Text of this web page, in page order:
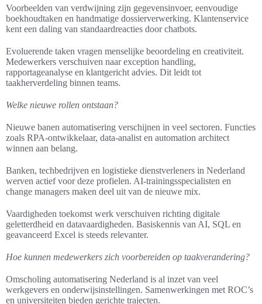
Voorbeelden van verdwijning zijn gegevensinvoer, eenvoudige
boekhoudtaken en handmatige dossierverwerking. Klantenservice
kent een daling van standaardreacties door chatbots.
Evoluerende taken vragen menselijke beoordeling en creativiteit.
Medewerkers verschuiven naar exception handling,
rapportageanalyse en klantgericht advies. Dit leidt tot
taakherverdeling binnen teams.
Welke nieuwe rollen ontstaan?
Nieuwe banen automatisering verschijnen in veel sectoren. Functies
zoals RPA-ontwikkelaar, data-analist en automation architect
winnen aan belang.
Banken, techbedrijven en logistieke dienstverleners in Nederland
werven actief voor deze profielen. AI-trainingsspecialisten en
change managers maken deel uit van de nieuwe mix.
Vaardigheden toekomst werk verschuiven richting digitale
geletterdheid en datavaardigheden. Basiskennis van AI, SQL en
geavanceerd Excel is steeds relevanter.
Hoe kunnen medewerkers zich voorbereiden op taakverandering?
Omscholing automatisering Nederland is al inzet van veel
werkgevers en onderwijsinstellingen. Samenwerkingen met ROC’s
en universiteiten bieden gerichte trajecten.